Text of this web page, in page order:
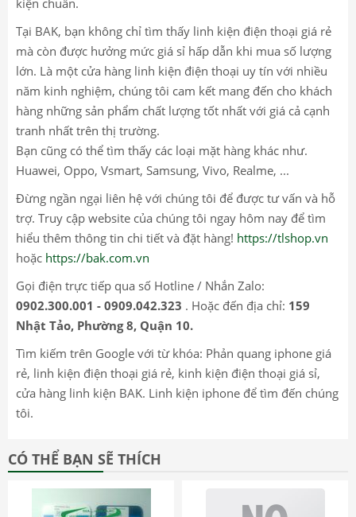
Tại BAK, bạn không chỉ tìm thấy linh kiện điện thoại giá rẻ
mà còn được hưởng mức giá sỉ hấp dẫn khi mua số lượng
lớn. Là một cửa hàng linh kiện điện thoại uy tín với nhiều
năm kinh nghiệm, chúng tôi cam kết mang đến cho khách
hàng những sản phẩm chất lượng tốt nhất với giá cả cạnh
tranh nhất trên thị trường.
Bạn cũng có thể tìm thấy các loại mặt hàng khác như.
Huawei, Oppo, Vsmart, Samsung, Vivo, Realme, ...
Đừng ngần ngại liên hệ với chúng tôi để được tư vấn và hỗ
trợ. Truy cập website của chúng tôi ngay hôm nay để tìm
hiểu thêm thông tin chi tiết và đặt hàng! https://tlshop.vn
hoặc https://bak.com.vn
Gọi điện trực tiếp qua số Hotline / Nhắn Zalo:
0902.300.001 - 0909.042.323 . Hoặc đến địa chỉ: 159
Nhật Tảo, Phường 8, Quận 10.
Tìm kiếm trên Google với từ khóa: Phản quang iphone giá
rẻ, linh kiện điện thoại giá rẻ, kinh kiện điện thoại giá sỉ,
cửa hàng linh kiện BAK. Linh kiện iphone để tìm đến chúng
tôi.
CÓ THỂ BẠN SẼ THÍCH